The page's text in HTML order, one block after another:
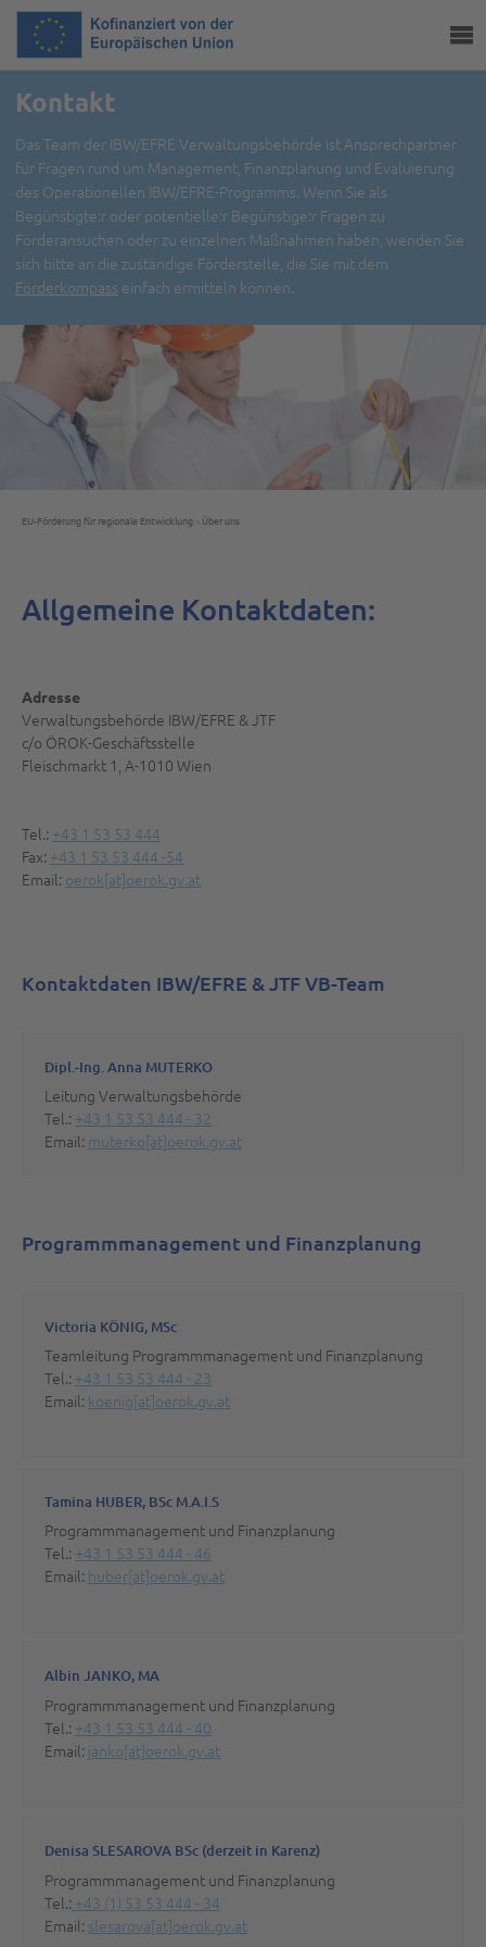
Kontakt
Das Team der IBW/EFRE Verwaltungsbehörde ist Ansprechpartner
für Fragen rund um Management, Finanzplanung und Evaluierung
des Operationellen IBW/EFRE-Programms. Wenn Sie als
Begünstigte:r oder potentielle:r Begünstige:r Fragen zu
Förderansuchen oder zu einzelnen Maßnahmen haben, wenden Sie
sich bitte an die zuständige Förderstelle, die Sie mit dem
Förderkompass einfach ermitteln können.
EU-Förderung für regionale Entwicklung Über uns
Allgemeine Kontaktdaten:
Adresse
Verwaltungsbehörde IBW/EFRE & JTF
c/o ÖROK-Geschäftsstelle
Fleischmarkt 1, A-1010 Wien
Tel.: +43 1 53 53 444
Fax: +43 1 53 53 444 -54
Email: oerok[at]oerok.gv.at
Kontaktdaten IBW/EFRE & JTF VB-Team
Dipl.-Ing. Anna MUTERKO
Leitung Verwaltungsbehörde
Tel.: +43 1 53 53 444 - 32
Email: muterko[at]oerok.gv.at
Programmmanagement und Finanzplanung
Victoria KÖNIG, MSc
Teamleitung Programmmanagement und Finanzplanung
Tel.: +43 1 53 53 444 - 23
Email: koenig[at]oerok.gv.at
Tamina HUBER, BSc M.A.I.S
Programmmanagement und Finanzplanung
Tel.: +43 1 53 53 444 - 46
Email: huber[at]oerok.gv.at
Albin JANKO, MA
Programmmanagement und Finanzplanung
Tel.: +43 1 53 53 444 - 40
Email: janko[at]oerok.gv.at
Denisa SLESAROVA BSc (derzeit in Karenz)
Programmmanagement und Finanzplanung
Tel.: +43 (1) 53 53 444 - 34
Email: slesarova[at]oerok.gv.at